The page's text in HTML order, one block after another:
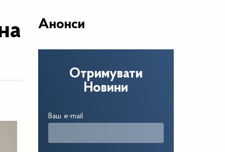
Анонси
Отримувати
Новини
Ваш e-mail